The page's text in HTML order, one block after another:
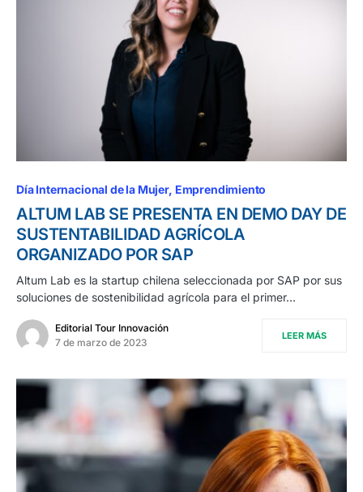
Día Internacional de la Mujer Emprendimiento
ALTUM LAB SE PRESENTA EN DEMO DAY DE
SUSTENTABILIDAD AGRÍCOLA
ORGANIZADO POR SAP
Altum Lab es la startup chilena seleccionada por SAP por sus
soluciones de sostenibilidad agrícola para el primer…
Editorial Tour Innovación
7 de marzo de 2023
LEER MÁS